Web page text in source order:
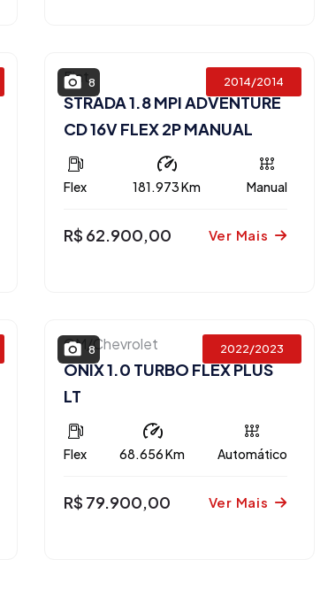
8 2014/2014
Fiat
STRADA 1.8 MPI ADVENTURE
CD 16V FLEX 2P MANUAL
Flex 181.973 Km Manual
R$ 62.900,00 Ver Mais
8 2022/2023
GM/Chevrolet
ONIX 1.0 TURBO FLEX PLUS
LT
Flex 68.656 Km Automático
R$ 79.900,00 Ver Mais